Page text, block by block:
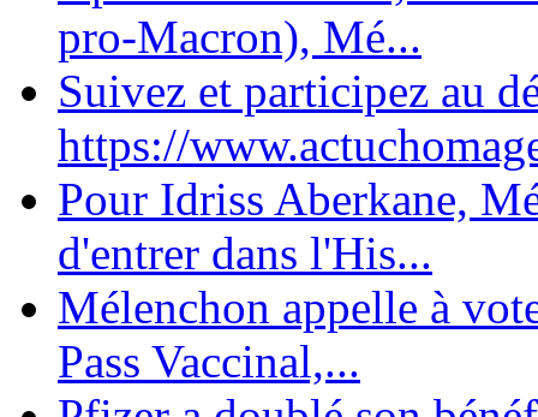
pro-Macron), Mé...
Suivez et participez au
https://
Pour Idriss Aberkane,
d'entrer dans l'His...
Mélenchon appelle à
Pass Vaccinal,...